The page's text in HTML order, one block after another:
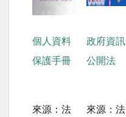
個人資料
保護手冊
政府資訊
公開法
來源：法
來源：法